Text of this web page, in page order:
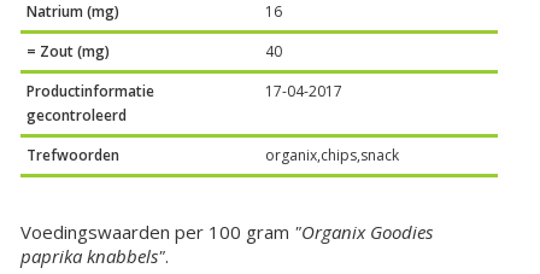
Natrium (mg)
16
= Zout (mg)
40
Productinformatie
gecontroleerd
17-04-2017
Trefwoorden organix,chips,snack
Voedingswaarden per 100 gram "Organix Goodies
paprika knabbels".